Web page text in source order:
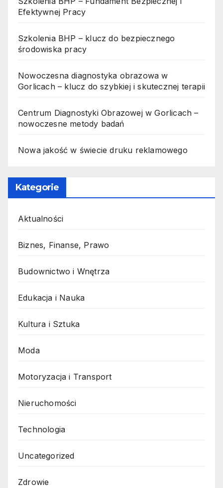
Efektywnej Pracy
Szkolenia BHP – klucz do bezpiecznego
środowiska pracy
Nowoczesna diagnostyka obrazowa w
Gorlicach – klucz do szybkiej i skutecznej terapii
Centrum Diagnostyki Obrazowej w Gorlicach –
nowoczesne metody badań
Nowa jakość w świecie druku reklamowego
Kategorie
Aktualności
Biznes, Finanse, Prawo
Budownictwo i Wnętrza
Edukacja i Nauka
Kultura i Sztuka
Moda
Motoryzacja i Transport
Nieruchomości
Technologia
Uncategorized
Zdrowie